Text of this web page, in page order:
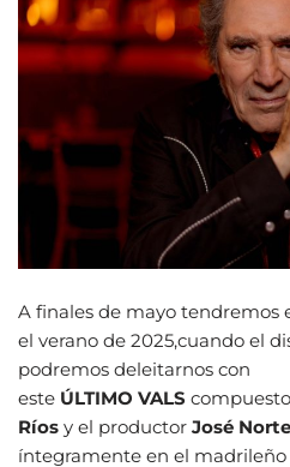
A finales de mayo tendremos
el verano de 2025,cuando el
podremos deleitarnos con
este ÚLTIMO VALS
Ríos y el productor José
íntegramente en el madrileño